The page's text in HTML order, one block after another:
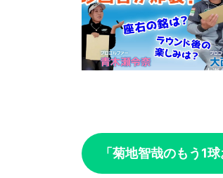
「菊地智哉のもう1